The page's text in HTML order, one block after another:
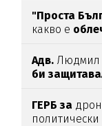
"Проста
какво е
Адв. Людмил
би
ГЕРБ за